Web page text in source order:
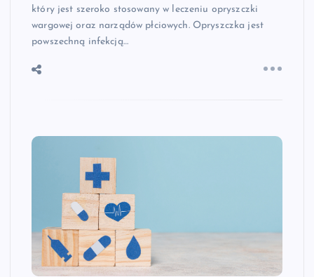
który jest szeroko stosowany w leczeniu opryszczki
wargowej oraz narządów płciowych. Opryszczka jest
powszechną infekcją…